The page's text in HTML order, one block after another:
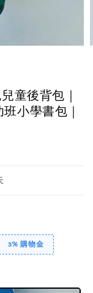
童後背包｜
小學書包｜
3% 購物金